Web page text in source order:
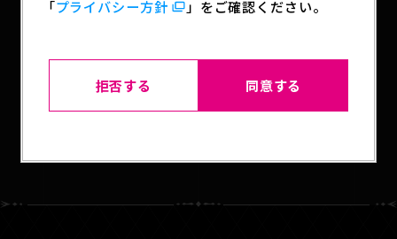
「プライバシー方針 」をご確認ください。
拒否する 同意する